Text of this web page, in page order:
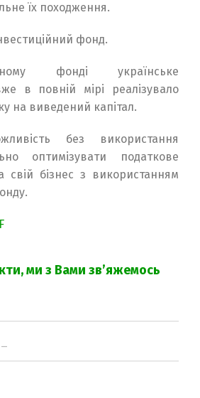
їх походження.
фонд.
фонді українське
в повній мірі реалізувало
на виведений капітал.
без використання
оптимізувати податкове
свій бізнес з використанням
ми з Вами зв’яжемось